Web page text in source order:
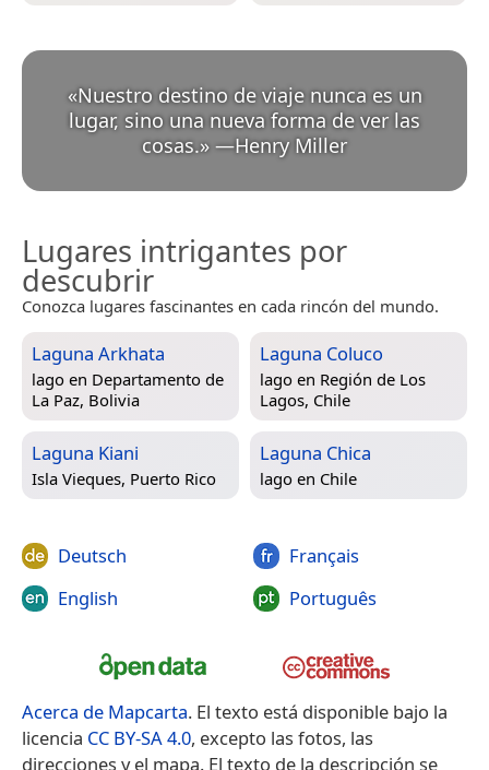
«Nuestro destino de viaje nunca es un
lugar, sino una nueva forma de ver las
cosas.» —Henry Miller
Lugares intrigantes por
descubrir
Conozca lugares fascinantes en cada rincón del mundo.
Laguna Arkhata
lago en Departamento de
La Paz, Bolivia
Laguna Coluco
lago en Región de Los
Lagos, Chile
Laguna Kiani
Isla Vieques, Puerto Rico
Laguna Chica
lago en Chile
Deutsch
English
Français
Português
Acerca de Mapcarta. El texto está disponible bajo la
licencia CC BY-SA 4.0, excepto las fotos, las
direcciones y el mapa. El texto de la descripción se